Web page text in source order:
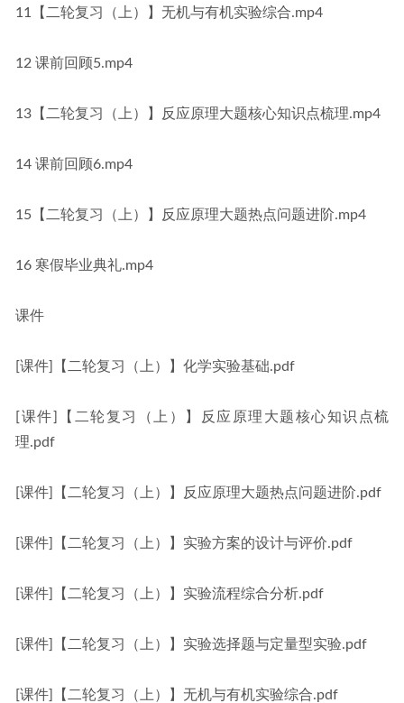
11【二轮复习（上）】无机与有机实验综合.mp4
12 课前回顾5.mp4
13【二轮复习（上）】反应原理大题核心知识点梳理.mp4
14 课前回顾6.mp4
15【二轮复习（上）】反应原理大题热点问题进阶.mp4
16 寒假毕业典礼.mp4
课件
[课件]【二轮复习（上）】化学实验基础.pdf
[课件]【二轮复习（上）】反应原理大题核心知识点梳
理.pdf
[课件]【二轮复习（上）】反应原理大题热点问题进阶.pdf
[课件]【二轮复习（上）】实验方案的设计与评价.pdf
[课件]【二轮复习（上）】实验流程综合分析.pdf
[课件]【二轮复习（上）】实验选择题与定量型实验.pdf
[课件]【二轮复习（上）】无机与有机实验综合.pdf